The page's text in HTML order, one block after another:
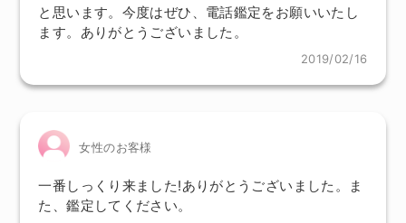
と思います。今度はぜひ、電話鑑定をお願いいたし
ます。ありがとうございました。
2019/02/16
女性のお客様
一番しっくり来ました!ありがとうございました。ま
た、鑑定してください。